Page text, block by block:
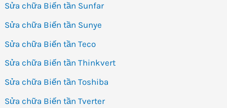
Sửa chữa Biến tần Sunfar
Sửa chữa Biến tần Sunye
Sửa chữa Biến tần Teco
Sửa chữa Biến tần Thinkvert
Sửa chữa Biến tần Toshiba
Sửa chữa Biến tần Tverter